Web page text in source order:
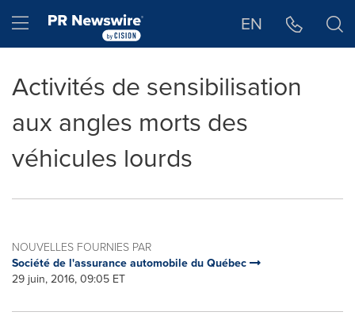
Hamburger menu EN
Activités de sensibilisation
aux angles morts des
véhicules lourds
NOUVELLES FOURNIES PAR
Société de l'assurance automobile du Québec
29 juin, 2016, 09:05 ET